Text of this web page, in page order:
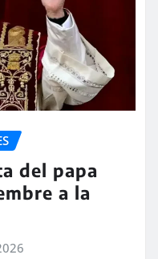
del papa
a la